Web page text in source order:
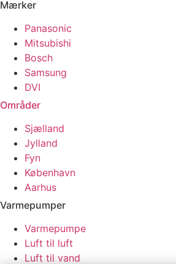
Mærker
Panasonic
Mitsubishi
Bosch
Samsung
DVI
Områder
Sjælland
Jylland
Fyn
København
Aarhus
Varmepumper
Varmepumpe
Luft til luft
Luft til vand